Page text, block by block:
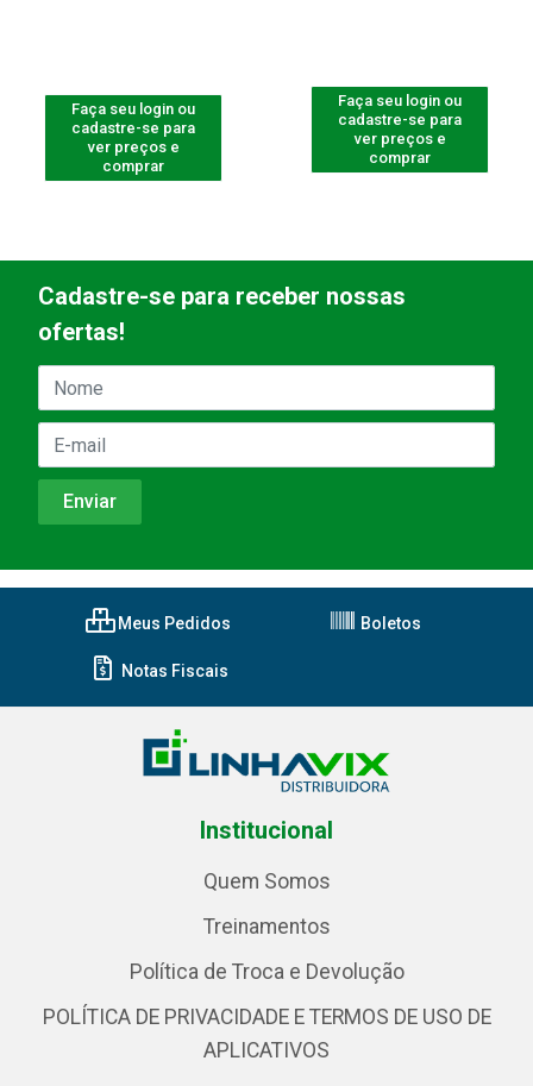
Faça seu login ou
cadastre-se para
ver preços e
comprar
Faça seu login ou
cadastre-se para
ver preços e
comprar
Cadastre-se para receber nossas
ofertas!
Meus Pedidos Boletos
Notas Fiscais
Institucional
Quem Somos
Treinamentos
Política de Troca e Devolução
POLÍTICA DE PRIVACIDADE E TERMOS DE USO DE
APLICATIVOS